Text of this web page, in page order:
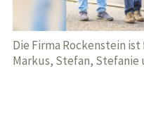
Die Firma Rockenstein
Markus, Stefan, Stefanie